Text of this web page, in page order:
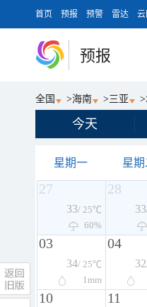
首页 预报 预警 雷达 云
预报
全国 >海南 >三亚 >
今天
星期一 星期
27
33/ 25℃
60%
28
33
03
34/ 25℃
1mm
04
32
10 11